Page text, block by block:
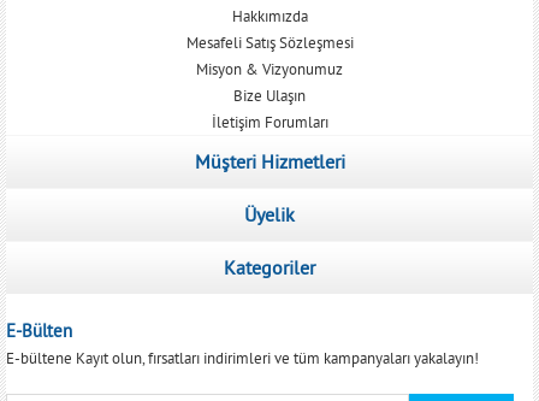
Hakkımızda
Mesafeli Satış Sözleşmesi
Misyon & Vizyonumuz
Bize Ulaşın
İletişim Forumları
Müşteri Hizmetleri
Üyelik
Kategoriler
E-Bülten
E-bültene Kayıt olun, fırsatları indirimleri ve tüm kampanyaları yakalayın!